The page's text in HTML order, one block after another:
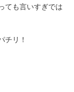
ても言いすぎでは
チリ！